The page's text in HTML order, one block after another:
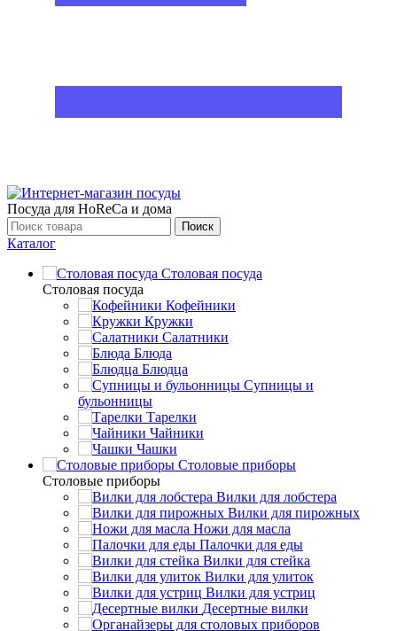
Посуда для HoReCa и дома
Поиск
Каталог
Столовая посуда
Столовая посуда
Кофейники
Кружки
Салатники
Блюда
Блюдца
Супницы и
бульонницы
Тарелки
Чайники
Чашки
Cтоловые приборы
Cтоловые приборы
Вилки для лобстера
Вилки для пирожных
Ножи для масла
Палочки для еды
Вилки для стейка
Вилки для улиток
Вилки для устриц
Десертные вилки